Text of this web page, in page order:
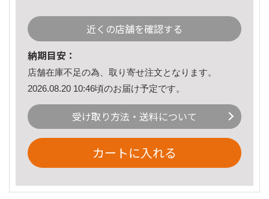
近くの店舗を確認する
納期目安：
店舗在庫不足の為、取り寄せ注文となります。
2026.08.20 10:46頃のお届け予定です。
受け取り方法・送料について
カートに入れる